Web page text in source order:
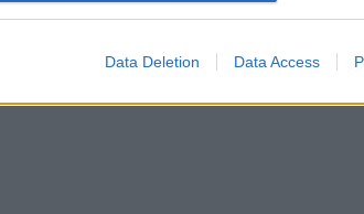
Data Deletion Data Access
Greendex szemle